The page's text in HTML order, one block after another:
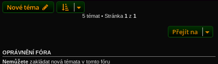
Nové téma
5 témat • Stránka 1 z 1
Přejít na
OPRÁVNĚNÍ FÓRA
Nemůžete zakládat nová témata v tomto fóru